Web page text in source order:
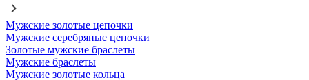
Мужские золотые цепочки
Мужские серебряные цепочки
Золотые мужские браслеты
Мужские браслеты
Мужские золотые кольца